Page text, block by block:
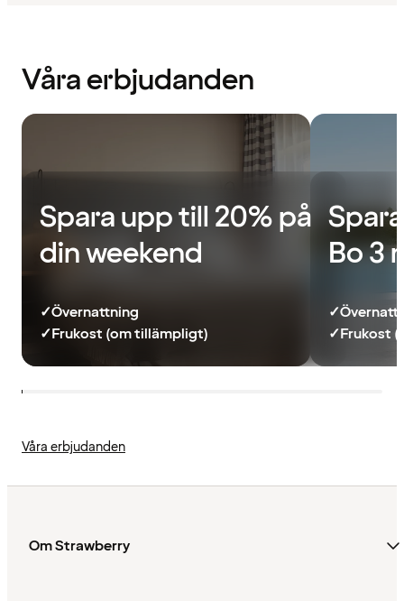
Våra erbjudanden
Spara upp till 20% på
din weekend
✓Övernattning
✓Frukost (om tillämpligt)
Bo 3
✓
✓Frukost
Våra erbjudanden
Om Strawberry